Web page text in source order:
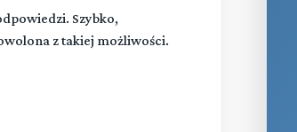
Szybko,
z takiej możliwości.